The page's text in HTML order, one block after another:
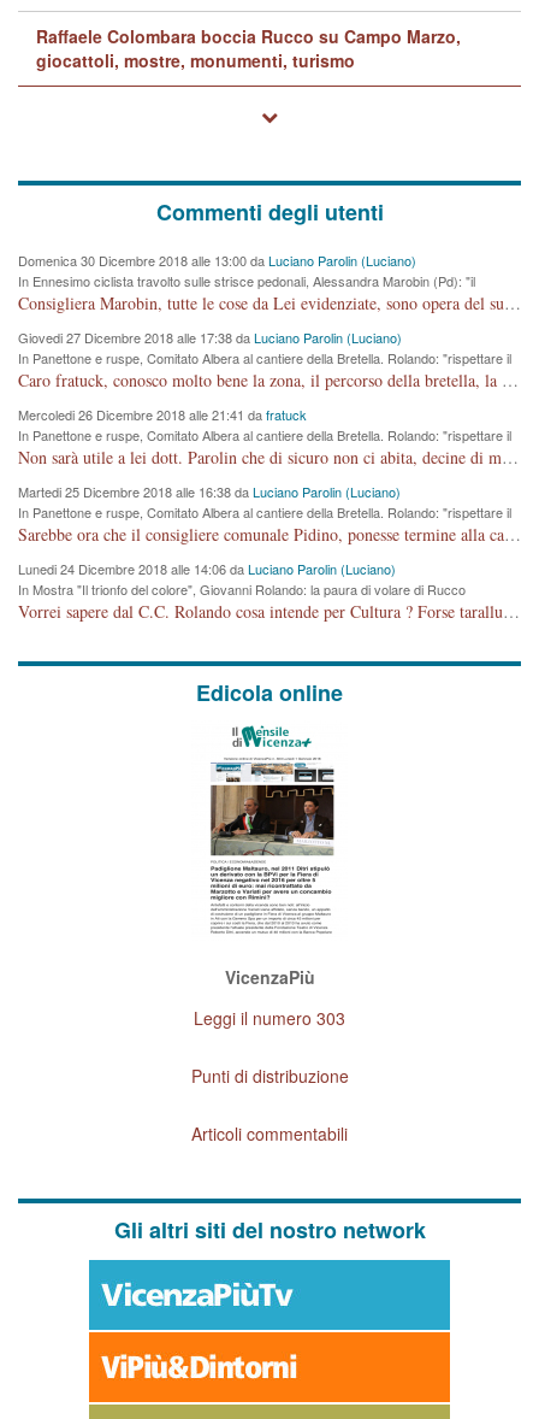
Raffaele Colombara boccia Rucco su Campo Marzo,
giocattoli, mostre, monumenti, turismo
Commenti degli utenti
Domenica 30 Dicembre 2018 alle 13:00 daLuciano Parolin (Luciano)
In Ennesimo ciclista travolto sulle strisce pedonali, Alessandra Marobin (Pd): "il
Comune si svegli"
Consigliera Marobin, tutte le cose da Lei evidenziate, sono opera del suo ex Assessore e compagno di Partito Antonio Marco Dalla Pozza Assessore alla "progettazione" di piste ciclabili e altre porcherie. A lui manderei il conto da saldare per incidenti e danni alle persone. E' ora che "finiamola." Avete perso rassegnatevi. qui IL SINDACO RUCCO NON C'ENTRA PER NIENTE. CAPITO!!!!!!!! Amen.
Giovedi 27 Dicembre 2018 alle 17:38 daLuciano Parolin (Luciano)
In Panettone e ruspe, Comitato Albera al cantiere della Bretella. Rolando: "rispettare il
cronoprogramma"
Caro fratuck, conosco molto bene la zona, il percorso della bretella, la situazione dei cittadini, abito in Viale Trento. A partire dal 2003 ho partecipato al Comitato di Maddalene pro bretella, e a riunioni propositive per apportare modifiche al progetto. Numerose mie foto del territorio sono arrivate a Roma, altri miei interventi (non graditi dalla Sx) sono stati pubblicati dal GdV, assieme ad altri come Ciro Asproso, ora favorevole alla bretella. Ho partecipato alla raccolta firme per la chiusura della strada x 5 giorni eseguita dal Sindaco Hullwech per sforamento 180 Micro/g. Pertanto come impegno per la tematica sono apposto con la coscienza. Ora il Progetto è partito, fine! Voglio dire che la nuova Giunta "comunale" non c'entra più. L'opera sarà "malauguratamente" eseguita, ma non con il mio placet. Il Consigliere Comunale dovrebbe capire che la campagna elettorale è finita, con buona pace di tutti. Quello che invece dovrebbe interessare è la proprietà della strada, dall'uscita autostradale Ovest, sino alla Rotatoria dell'Albara, vi sono tre possessori: Autostrade SpA; La Provincia, il Comune. Come la mettiamo per il futuro ? I costi, da 50 sono saliti a 100 milioni di € come dire 20 milioni a KM (!) da non credere. Comunque si farà. Ma nessuno canti Vittoria, anzi meglio non farne un ulteriore fatto "partitico" per questioni elettorali o di seggio. Se mi manda la sua mail, sono disponibile ad inviare i documenti e le foto sopra descritte. Con ossequi, Luciano Parolin
Mercoledi 26 Dicembre 2018 alle 21:41 dafratuck
In Panettone e ruspe, Comitato Albera al cantiere della Bretella. Rolando: "rispettare il
cronoprogramma"
Non sarà utile a lei dott. Parolin che di sicuro non ci abita, decine di migliaia di TIR, automobili e padroncini che passano quotidianamente per una strada appena rotabile, non è più possibile stendere i panni, attraversare la strada senza rischiare la morte, le case stanno crepando, i tempi sono cambiati e la bretella non passerà assolutamente per maddalene (ma cosa sta a dire?!), dia invece responsabilità a chi ha costruito tagliando la strada che doveva invece terminare a isola vicentina e non al moracchino lasciando Motta di Costabissara ancora in panne di traffico. I tempi sono cambiati dottore e se l'anagrafe della vita stagna nell'essere umano impressioni conservatrici, la società non le considera perchè va avanti, si industrializza e ha bisogno di infrastrutture e di sviluppo. Ultima considerazione, se è geloso di Rolando perchè vede in lui solo campagne politiche mentre si difendono i SOLI diritti dei cittadini, la preghiamo faccia considerazioni più appropriate. Saluti e complimenti per i suoi scritti.
Martedi 25 Dicembre 2018 alle 16:38 daLuciano Parolin (Luciano)
In Panettone e ruspe, Comitato Albera al cantiere della Bretella. Rolando: "rispettare il
cronoprogramma"
Sarebbe ora che il consigliere comunale Pidino, ponesse termine alla campagna elettorale nel territorio del suo seggio Villaggio del Sole. La tiraca è iniziata, distruggerà 6 km di prateria ovest della città, ricca di fonti e sorgenti d'acqua. I cittadini di Maddalene non avranno più Pace la notte. Molta colpa per la costruzione di questa Strada è proprio del signor Rolando,dei suoi gazebo mobili e che vuol far passare questa opera VANDALICA come progetto "utile" a chi ? Non è cosa seria sig. Rolando!
Lunedi 24 Dicembre 2018 alle 14:06 daLuciano Parolin (Luciano)
In Mostra "Il trionfo del colore", Giovanni Rolando: la paura di volare di Rucco
Vorrei sapere dal C.C. Rolando cosa intende per Cultura ? Forse tarallucci, vino e sagre, o spaghetti tricolori del PD ? Il continuo (s)parlare della mostra a Palazzo Chiericati caro consigliere DANNEGGIA FORTEMENTE l'immagine della città TUTTA e fa deviare i consensi che in RUSSIA (badi bene ex U.R.S.S.) sono ECCELLENTI. A livello artistico l'evento è di alta Valenza culturale, COMPITO di Tutta la Cittadinanza fare il possibile per propagandare l'iniziativa senza farne UN CASO PARTITICO come fa Lei da sempre. Meno Gazebo + Partecipazione! E così sia. Amen.
Edicola online
VicenzaPiù
Leggi il numero 303
Punti di distribuzione
Articoli commentabili
Gli altri siti del nostro network